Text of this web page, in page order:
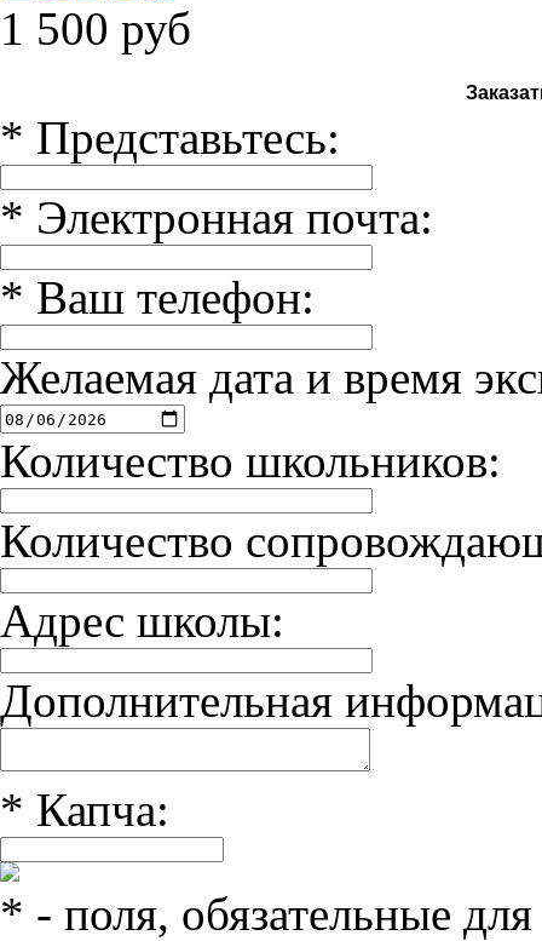
1 500 руб
* Представьтесь:
* Электронная почта:
* Ваш телефон:
Желаемая дата и время
Количество школьников:
Количество
Адрес школы:
Дополнительная
* Капча:
* - поля, обязательные